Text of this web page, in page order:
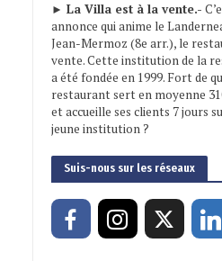
► La Villa est à la vente.-
annonce qui anime le
Jean-Mermoz (8e arr.), le
vente. Cette institution de la
a été fondée en 1999. Fort de
restaurant sert en moyenne
et accueille ses clients 7 jours
jeune institution ?
Suis-nous sur les réseaux